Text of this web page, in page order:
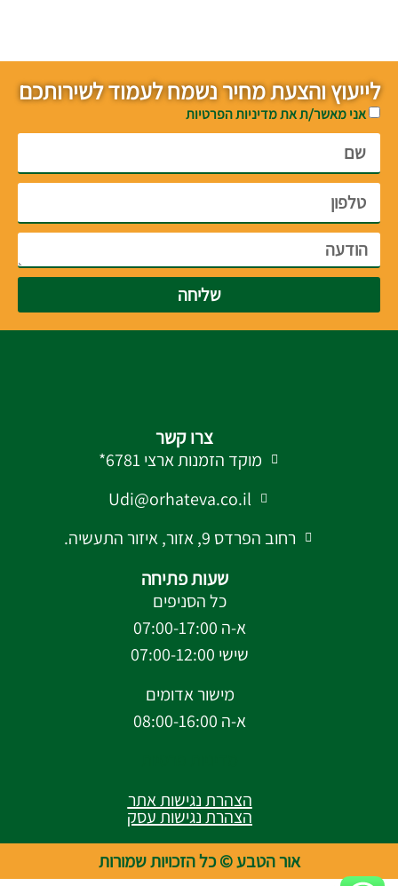
לייעוץ והצעת מחיר נשמח לעמוד לשירותכם
אני מאשר/ת את מדיניות הפרטיות
שליחה
צרו קשר
מוקד הזמנות ארצי 6781*
Udi@orhateva.co.il
רחוב הפרדס 9, אזור, איזור התעשיה.
שעות פתיחה
כל הסניפים
א-ה 07:00-17:00
שישי 07:00-12:00
מישור אדומים
א-ה 08:00-16:00
הצהרת נגישות אתר
הצהרת נגישות עסק
אור הטבע © כל הזכויות שמורות